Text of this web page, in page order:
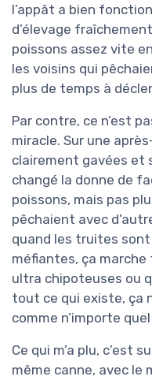
l’appât a bien
d’élevage
poissons assez vite
les voisins qui
plus de temps à
Par contre, ce n’est
miracle. Sur une
clairement gavées et
changé la donne de
poissons, mais pas
pêchaient avec
quand les truites
méfiantes, ça marche
ultra chipoteuses ou
tout ce qui existe, ça
comme n’importe
Ce qui m’a plu, c’est
même canne, avec le